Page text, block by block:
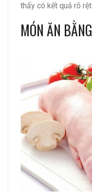
thấy có kết quả rõ rệt.
MÓN ĂN